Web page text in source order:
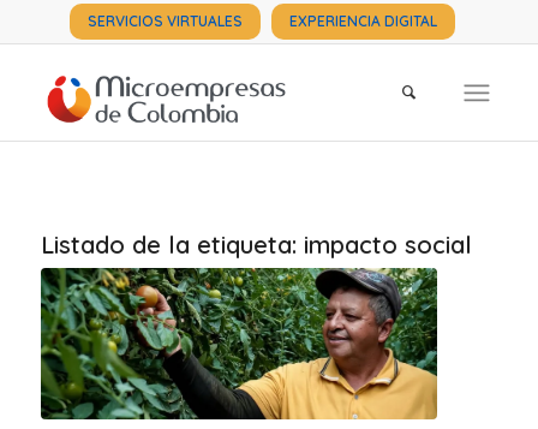
SERVICIOS VIRTUALES EXPERIENCIA DIGITAL
Listado de la etiqueta: impacto social